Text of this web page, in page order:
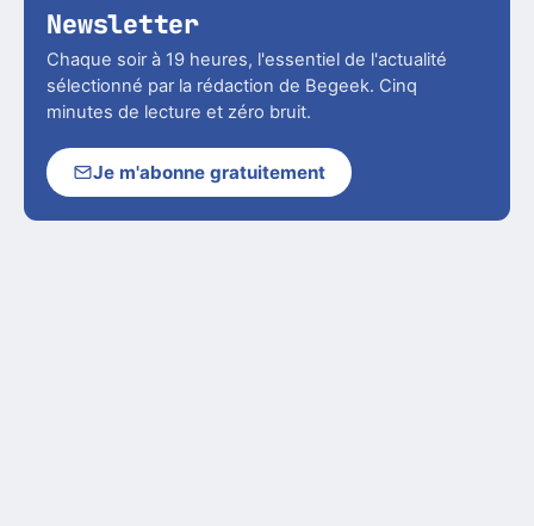
Newsletter
Chaque soir à 19 heures, l'essentiel de l'actualité
sélectionné par la rédaction de Begeek. Cinq
minutes de lecture et zéro bruit.
Je m'abonne gratuitement